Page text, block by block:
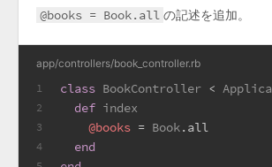
@books = Book.all の記述を追加。
app/controllers/book_controller.rb
1
2
3
4
class BookController <
def index
@books = Book.all
end